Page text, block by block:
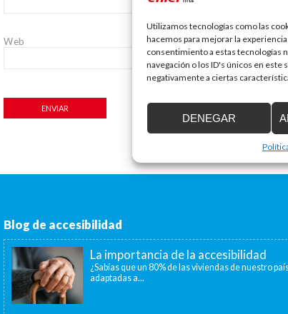
Utilizamos tecnologías como las
hacemos para mejorar la
consentimiento a estas tecnologías
navegación o los ID's únicos en
negativamente a ciertas
DENEGAR
Web
Blog de accesibilidad
La importancia de la accesibilidad
¿Sabías que un 80% de las viviendas de nuestro
adaptadas a...